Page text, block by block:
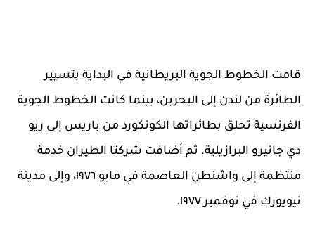
قامت الخطوط الجوية البريطانية في البداية بتسيير
الطائرة من لندن إلى البحرين، بينما كانت الخطوط الجوية
الفرنسية تحلق بطائراتها الكونكورد من باريس إلى ريو
دي جانيرو البرازيلية. ثم أضافت شركتا الطيران خدمة
منتظمة إلى واشنطن العاصمة في مايو ١٩٧٦، وإلى مدينة
نيويورك في نوفمبر ١٩٧٧.